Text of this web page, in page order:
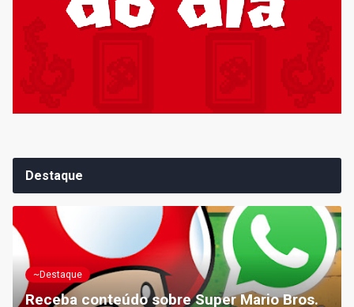
Destaque
~Destaque
Receba conteúdo sobre Super Mario Bros.